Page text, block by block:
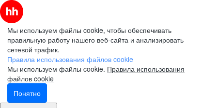
Мы используем файлы cookie, чтобы обеспечивать
правильную работу нашего веб-сайта и анализировать
сетевой трафик.
Правила использования файлов cookie
Мы используем файлы cookie. Правила использования
файлов cookie
Понятно